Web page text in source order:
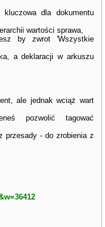
dla dokumentu
wartości sprawa,
by zwrot 'Wszystkie
a deklaracji w arkuszu
ale jednak wciąż wart
pozwolić tagować
przesady - do zrobienia z